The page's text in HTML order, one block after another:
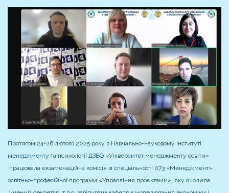
Протягом 24-26 лютого 2025 року в Навчально-науковому інституті
менеджменту та психології ДЗВО «Університет менеджменту освіти»
працювала екзаменаційна комісія зі спеціальності 073 «Менеджмент»,
освітньо-професійної програми «Управління проєктами», яку очолила